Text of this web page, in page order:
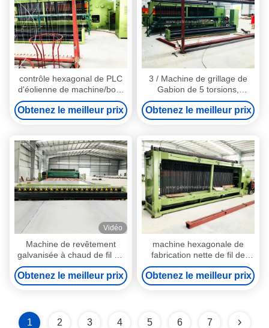
contrôle hexagonal de PLC
d'éolienne de machine/bord
de fabrication de fil 7.5kw
Obtenez le meilleur prix
3 / Machine de grillage de
Gabion de 5 torsions,
machine hexagonale à
grande vitesse résistante de
maille
Obtenez le meilleur prix
Vidéo
Machine de revêtement
galvanisée à chaud de fil de
PVC de fer pour la fabrication
de fil hexagonale
Obtenez le meilleur prix
machine hexagonale de
fabrication nette de fil de
torsion de double de
machine de maille de Gabion
de la vitesse 20r/Min
Obtenez le meilleur prix
1 2 3 4 5 6 7